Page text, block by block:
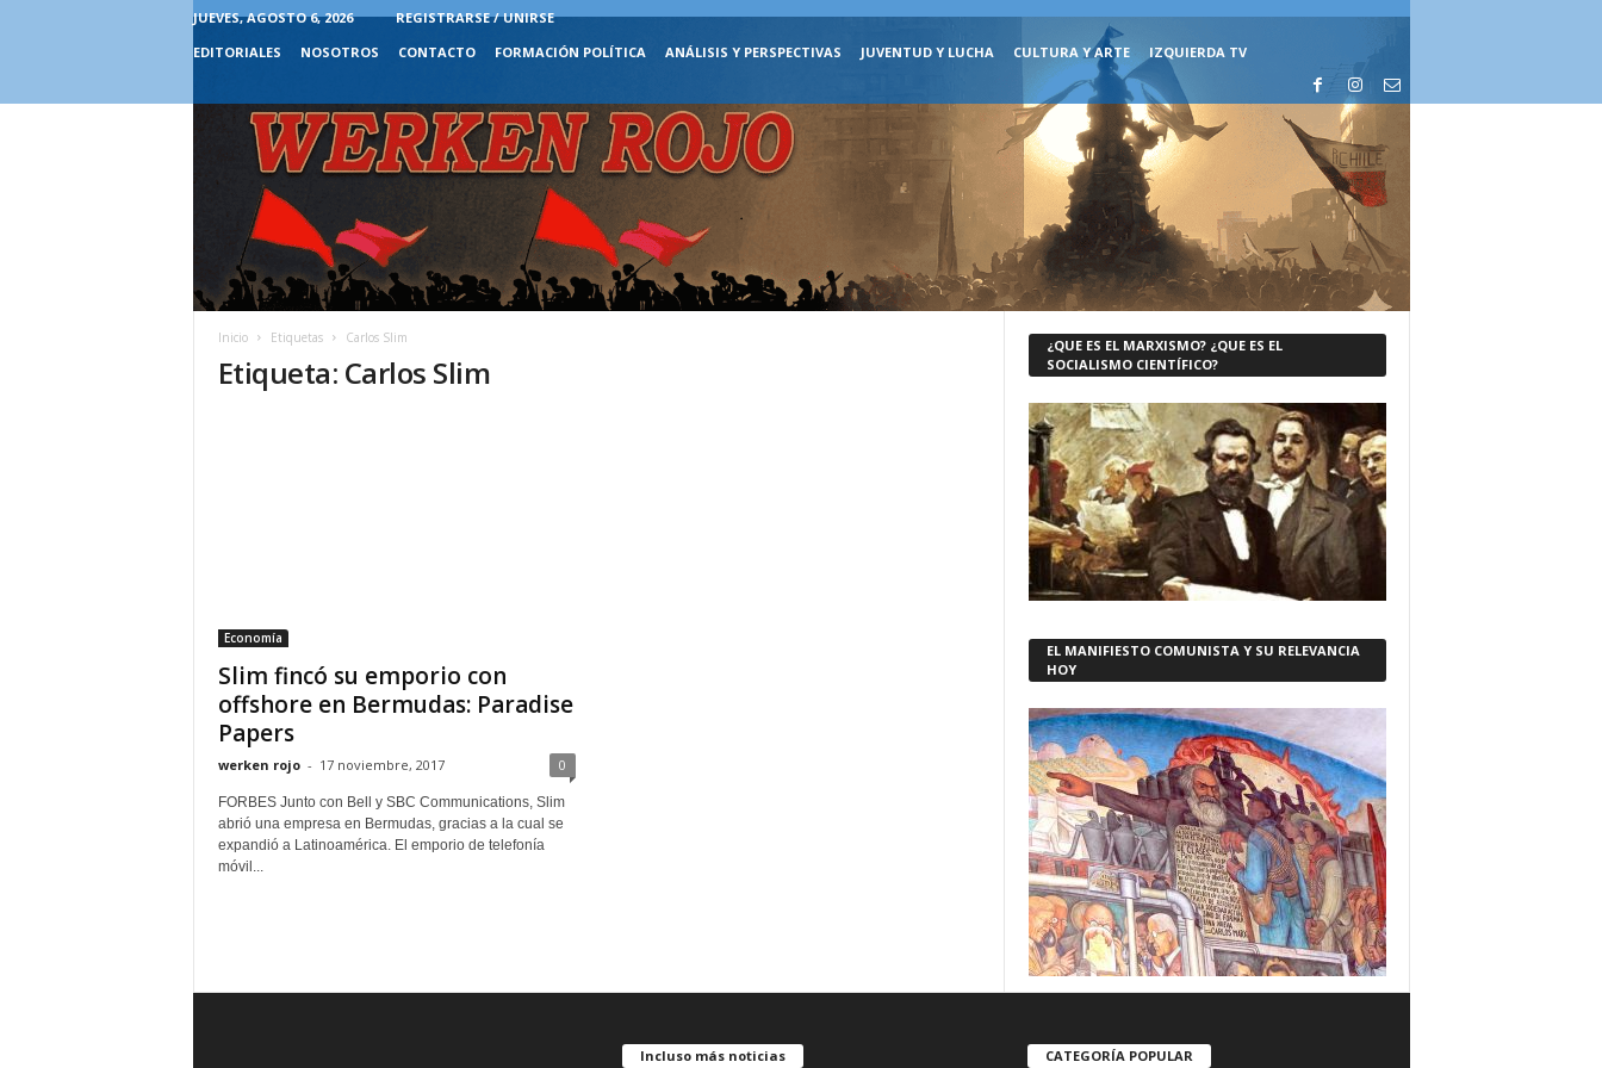
JUEVES, AGOSTO 6, 2026
REGISTRARSE / UNIRSE
EDITORIALES
NOSOTROS CONTACTO FORMACIÓN POLÍTICA ANÁLISIS Y PERSPECTIVAS JUVENTUD Y LUCHA CULTURA Y ARTE IZQUIERDA TV
Inicio Etiquetas Carlos Slim
Etiqueta: Carlos Slim
Economía
Slim fincó su emporio con
offshore en Bermudas: Paradise
Papers
werken rojo - 17 noviembre, 2017 0
FORBES Junto con Bell y SBC Communications, Slim
abrió una empresa en Bermudas, gracias a la cual se
expandió a Latinoamérica. El emporio de telefonía
móvil...
¿QUE ES EL MARXISMO? ¿QUE ES EL
SOCIALISMO CIENTÍFICO?
EL MANIFIESTO COMUNISTA Y SU RELEVANCIA
HOY
Incluso más noticias CATEGORÍA POPULAR